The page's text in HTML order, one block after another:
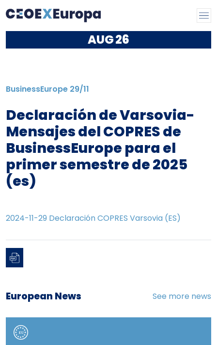
AUG26
BusinessEurope 29/11
Declaración de Varsovia-
Mensajes del COPRES de
BusinessEurope para el
primer semestre de 2025
(es)
2024-11-29 Declaración COPRES Varsovia (ES)
European News See more news